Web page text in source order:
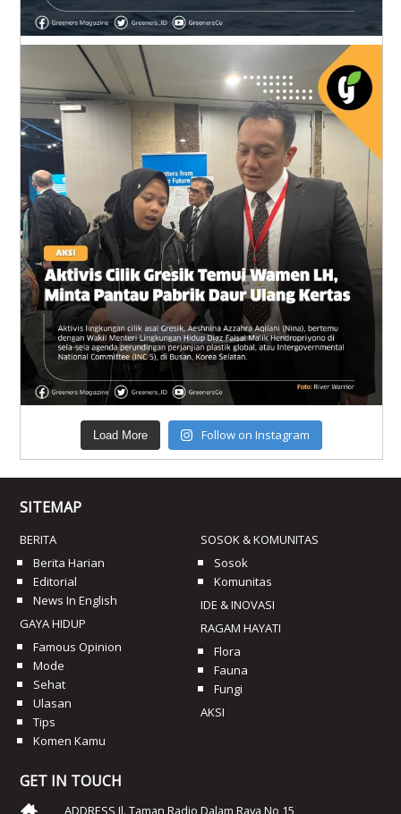
Load More Follow on Instagram
SITEMAP
BERITA
Berita Harian
Editorial
News In English
GAYA HIDUP
Famous Opinion
Mode
Sehat
Ulasan
Tips
Komen Kamu
SOSOK & KOMUNITAS
Sosok
Komunitas
IDE & INOVASI
RAGAM HAYATI
Flora
Fauna
Fungi
AKSI
GET IN TOUCH
ADDRESS Jl. Taman Radio Dalam Raya No 15